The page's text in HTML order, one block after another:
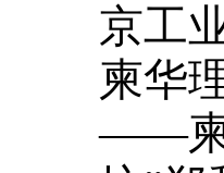
京工
柬华
——柬